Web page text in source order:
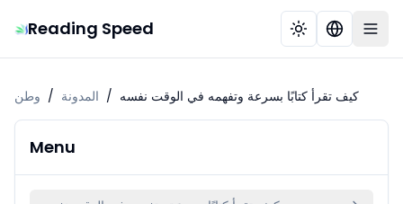
Reading Speed
وطن / المدونة / كيف تقرأ كتابًا بسرعة وتفهمه في الوقت نفسه
Menu